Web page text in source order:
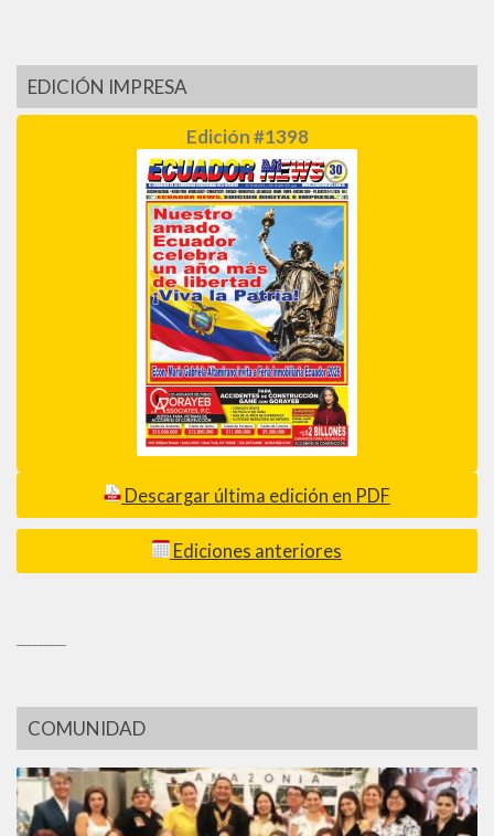
EDICIÓN IMPRESA
Edición #1398
Descargar última edición en PDF
Ediciones anteriores
COMUNIDAD